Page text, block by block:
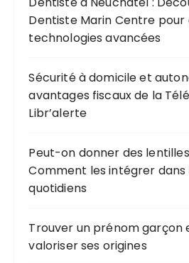
p
o
:
Dentiste Marin Centre pour
technologies avancées
Sécurité à domicile et
avantages fiscaux de la
Libr’alerte
Peut-on donner des
Comment les intégrer dans
quotidiens
Trouver un prénom garçon
valoriser ses origines